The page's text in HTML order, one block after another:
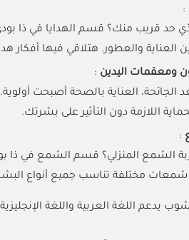
:
حد قريب منك؟ قسم الهدايا في ذا
العناية والعطور. هتلاقي فيها أفكار
ومعقمات اليدين :
الجائحة، العناية بالصحة أصبحت
اللازمة دون التأثير على بشرتك.
:
الشمع المنزلي؟ قسم الشمع في ذا
شمعات مختلفة تناسب جميع أنواع
يدعم اللغة العربية واللغة